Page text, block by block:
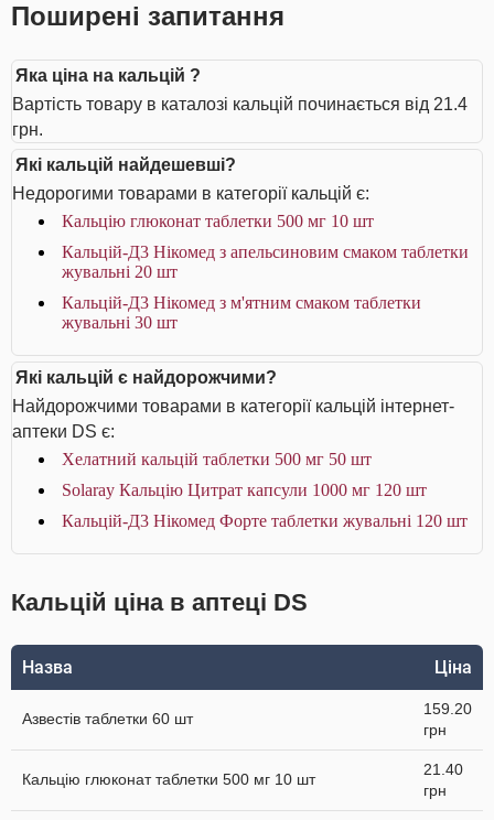
Поширені запитання
Яка ціна на кальцій ?
Вартість товару в каталозі кальцій починається від 21.4
грн.
Які кальцій найдешевші?
Недорогими товарами в категорії кальцій є:
Кальцію глюконат таблетки 500 мг 10 шт
Кальцій-Д3 Нікомед з апельсиновим смаком таблетки
жувальні 20 шт
Кальцій-Д3 Нікомед з м'ятним смаком таблетки
жувальні 30 шт
Які кальцій є найдорожчими?
Найдорожчими товарами в категорії кальцій інтернет-
аптеки DS є:
Хелатний кальцій таблетки 500 мг 50 шт
Solaray Кальцію Цитрат капсули 1000 мг 120 шт
Кальцій-Д3 Нікомед Форте таблетки жувальні 120 шт
Кальцій ціна в аптеці DS
Назва Ціна
Азвестів таблетки 60 шт
159.20
грн
Кальцію глюконат таблетки 500 мг 10 шт
21.40
грн